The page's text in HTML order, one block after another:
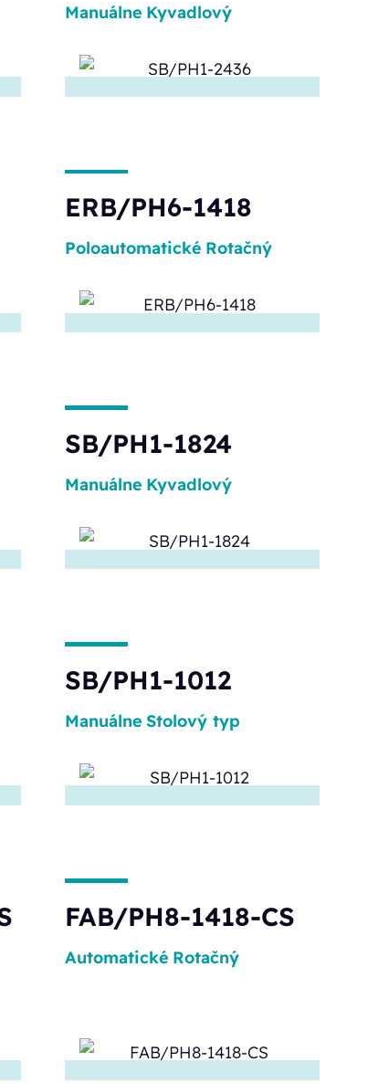
Manuálne Kyvadlový
ERB/PH6-1418
Poloautomatické Rotačný
SB/PH1-1824
Manuálne Kyvadlový
SB/PH1-1012
Manuálne Stolový typ
FAB/PH8-1418-CS
Automatické Rotačný